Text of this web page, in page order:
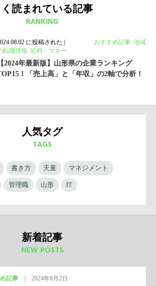
く読まれている記事
RANKING
に投稿された おすすめ記事 地域
転職情報 給料・マネー
【2024年最新版】山形県の企業ランキング
！「売上高」と「年収」の2軸で分析！
人気タグ
TAGS
書き方 天童 マネジメント
管理職 山形 IT
新着記事
NEW POSTS
記事 2024年8月2日